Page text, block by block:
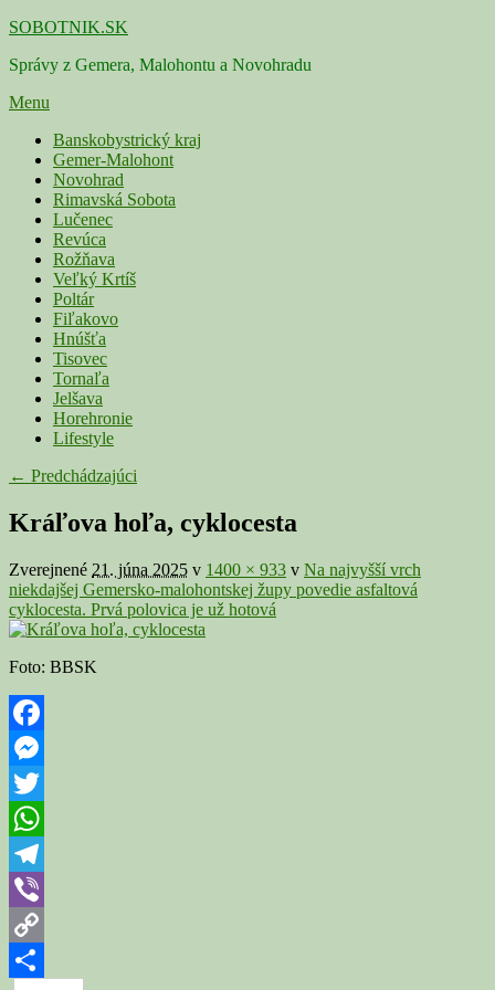
Skip
content
SOBOTNIK.SK
Správy z Gemera, Malohontu a Novohradu
Menu
Primárne
menu
Banskobystrický kraj
Gemer-Malohont
Novohrad
Rimavská Sobota
Lučenec
Revúca
Rožňava
Veľký Krtíš
Poltár
Fiľakovo
Hnúšťa
Tisovec
Tornaľa
Jelšava
Horehronie
Lifestyle
Navigácia
galérii
← Predchádzajúci
Kráľova hoľa, cyklocesta
Zverejnené 21. júna 2025 v 1400 × 933 v Na najvyšší vrch
niekdajšej Gemersko-malohontskej župy povedie asfaltová
cyklocesta. Prvá polovica je už hotová
Foto: BBSK
Facebook
Messenger
Twitter
WhatsApp
Telegram
Viber
Copy